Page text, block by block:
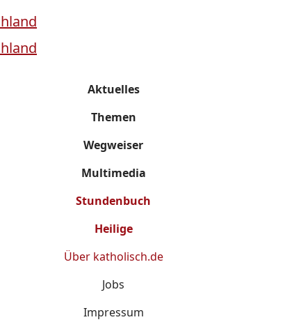
Aktuelles
Themen
Wegweiser
Multimedia
Stundenbuch
Heilige
Über katholisch.de
Jobs
Impressum